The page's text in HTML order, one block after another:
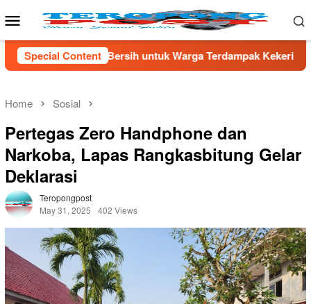
to
Mobile
Menu
Special Content
Warga Terdampak Kekeringan di Kecamatan Kronjo
Home Sosial
Pertegas Zero Handphone dan
Narkoba, Lapas Rangkasbitung Gelar
Deklarasi
Teropongpost
May 31, 2025
402 Views